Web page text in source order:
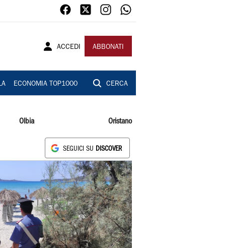
ACCEDI ABBONATI
ECONOMIA TOP1000 CERCA
Olbia Oristano
SEGUICI SU DISCOVER